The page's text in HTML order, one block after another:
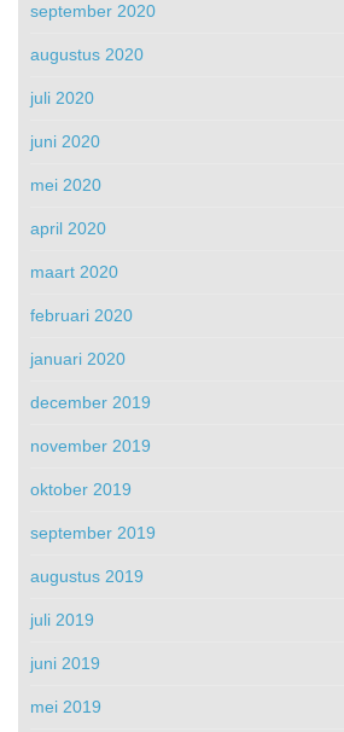
september 2020
augustus 2020
juli 2020
juni 2020
mei 2020
april 2020
maart 2020
februari 2020
januari 2020
december 2019
november 2019
oktober 2019
september 2019
augustus 2019
juli 2019
juni 2019
mei 2019